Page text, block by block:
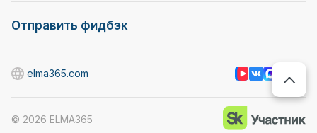
Отправить фидбэк
© 2026 ELMA365
elma365.com